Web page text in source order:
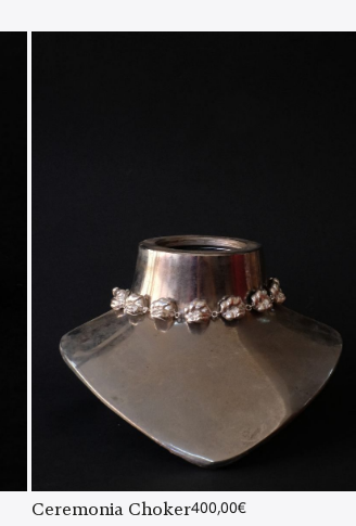
Ceremonia Choker400,00€